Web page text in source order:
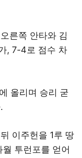
른쪽 안타와 김
, 7-4로 점수 차
올리며 승리 굳
이주헌을 1루 땅
투런포를 얻어